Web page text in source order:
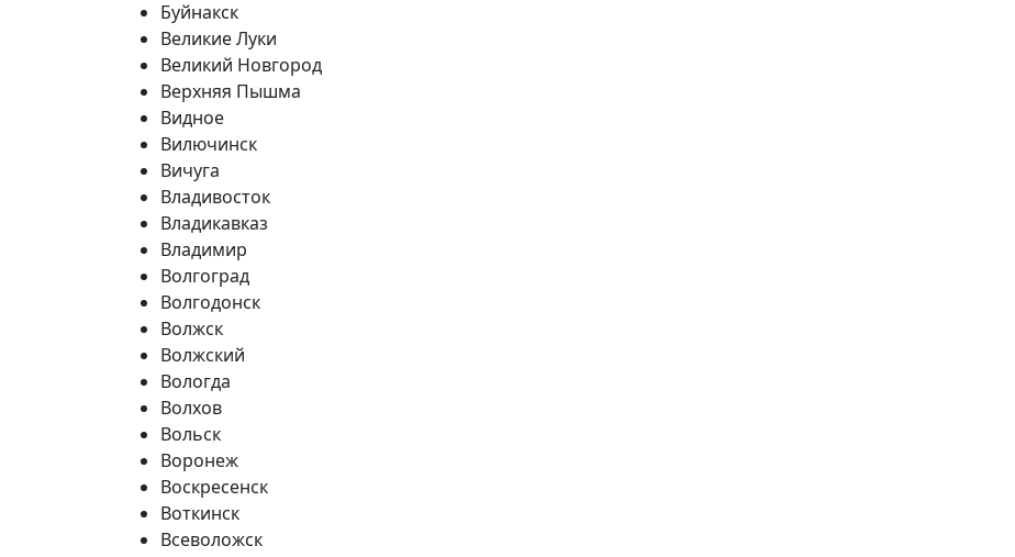
Буйнакск
Великие Луки
Великий Новгород
Верхняя Пышма
Видное
Вилючинск
Вичуга
Владивосток
Владикавказ
Владимир
Волгоград
Волгодонск
Волжск
Волжский
Вологда
Волхов
Вольск
Воронеж
Воскресенск
Воткинск
Всеволожск